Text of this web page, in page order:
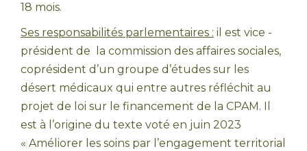
18 mois.
Ses responsabilités parlementaires : il est vice -
président de la commission des affaires sociales,
coprésident d’un groupe d’études sur les
désert médicaux qui entre autres réfléchit au
projet de loi sur le financement de la CPAM. Il
est à l’origine du texte voté en juin 2023
« Améliorer les soins par l’engagement territorial